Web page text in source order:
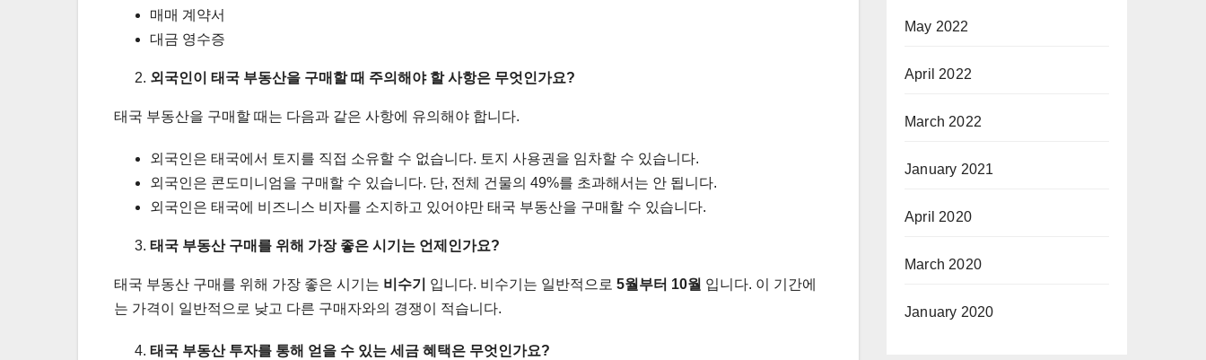
매매 계약서
대금 영수증
외국인이 태국 부동산을 구매할 때 주의해야 할 사항은 무엇인가요?
태국 부동산을 구매할 때는 다음과 같은 사항에 유의해야 합니다.
외국인은 태국에서 토지를 직접 소유할 수 없습니다. 토지 사용권을 임차할 수 있습니다.
외국인은 콘도미니엄을 구매할 수 있습니다. 단, 전체 건물의 49%를 초과해서는 안 됩니다.
외국인은 태국에 비즈니스 비자를 소지하고 있어야만 태국 부동산을 구매할 수 있습니다.
태국 부동산 구매를 위해 가장 좋은 시기는 언제인가요?
태국 부동산 구매를 위해 가장 좋은 시기는 비수기 입니다. 비수기는 일반적으로 5월부터 10월 입니다. 이 기간에
는 가격이 일반적으로 낮고 다른 구매자와의 경쟁이 적습니다.
태국 부동산 투자를 통해 얻을 수 있는 세금 혜택은 무엇인가요?
May 2022
April 2022
March 2022
January 2021
April 2020
March 2020
January 2020